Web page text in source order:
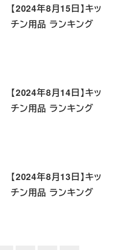
【2024年8月15日】キッ
チン用品 ランキング
【2024年8月14日】キッ
チン用品 ランキング
【2024年8月13日】キッ
チン用品 ランキング